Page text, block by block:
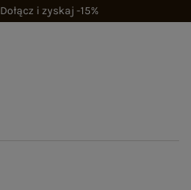
Dołącz i zyskaj -15%